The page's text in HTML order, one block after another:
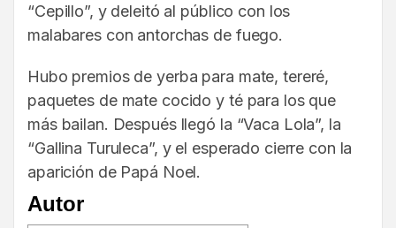
“Cepillo”, y deleitó al público con los
malabares con antorchas de fuego.
Hubo premios de yerba para mate, tereré,
paquetes de mate cocido y té para los que
más bailan. Después llegó la “Vaca Lola”, la
“Gallina Turuleca”, y el esperado cierre con la
aparición de Papá Noel.
Autor